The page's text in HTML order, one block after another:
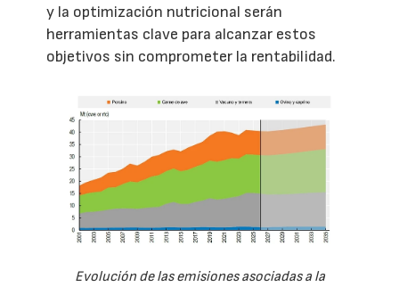
y la optimización nutricional serán
herramientas clave para alcanzar estos
objetivos sin comprometer la rentabilidad.
Evolución de las emisiones asociadas a la